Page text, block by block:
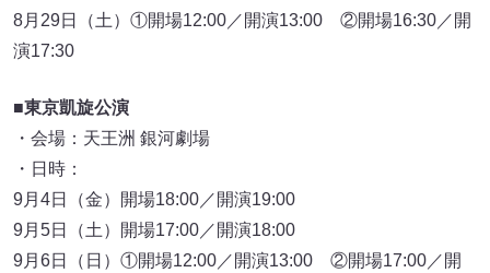
8月29日（土）①開場12:00／開演13:00 ②開場16:30／開
演17:30
■東京凱旋公演
・会場：天王洲 銀河劇場
・日時：
9月4日（金）開場18:00／開演19:00
9月5日（土）開場17:00／開演18:00
9月6日（日）①開場12:00／開演13:00 ②開場17:00／開